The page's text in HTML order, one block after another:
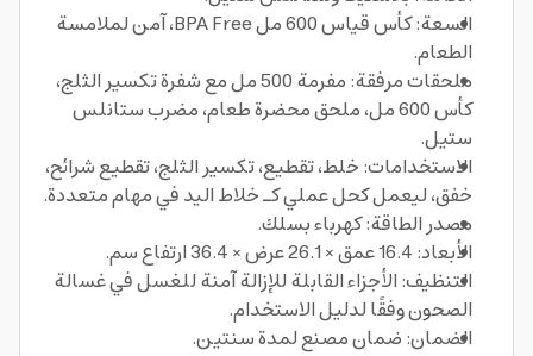
السعة: كأس قياس 600 مل BPA Free، آمن لملامسة
الطعام.
ملحقات مرفقة: مفرمة 500 مل مع شفرة تكسير الثلج،
كأس 600 مل، ملحق محضرة طعام، مضرب ستانلس
ستيل.
الاستخدامات: خلط، تقطيع، تكسير الثلج، تقطيع شرائح،
خفق، ليعمل كحل عملي كـ خلاط اليد في مهام متعددة.
مصدر الطاقة: كهرباء بسلك.
الأبعاد: 16.4 عمق × 26.1 عرض × 36.4 ارتفاع سم.
التنظيف: الأجزاء القابلة للإزالة آمنة للغسل في غسالة
الصحون وفقًا لدليل الاستخدام.
الضمان: ضمان مصنع لمدة سنتين.